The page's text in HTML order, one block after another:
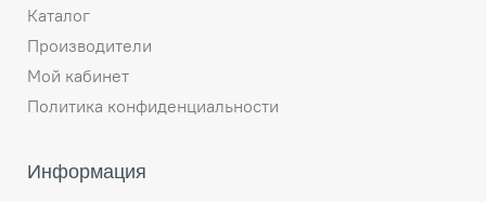
Каталог
Производители
Мой кабинет
Политика конфиденциальности
Информация